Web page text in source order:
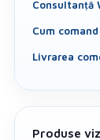
Consultanță
Cum
Livrarea
Produse